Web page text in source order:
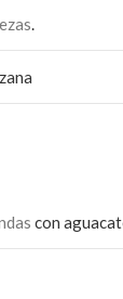
.
con